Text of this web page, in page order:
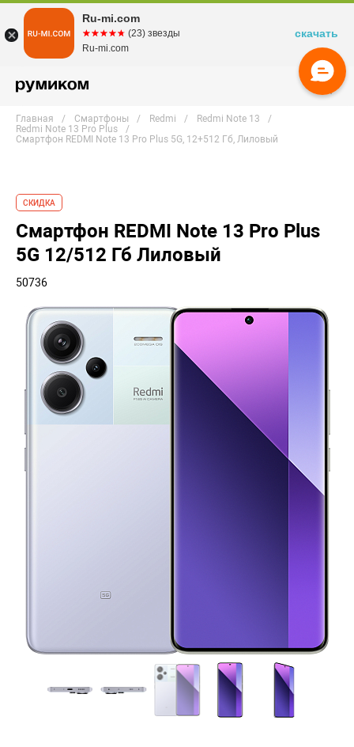
Главная Смартфоны Redmi
Redmi Note 13
Redmi Note 13 Pro Plus
Смартфон REDMI Note 13 Pro Plus 5G, 12+512 Гб, Лиловый
СКИДКА
Смартфон REDMI Note 13 Pro Plus
5G 12/512 Гб Лиловый
50736
Ru-mi.com
☆☆☆☆☆
★★★★★ (23) звезды
Ru-mi.com
скачать